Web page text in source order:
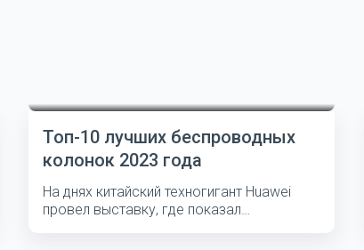
Топ-10 лучших беспроводных
колонок 2023 года
На днях китайский техногигант Huawei
провел выставку, где показал